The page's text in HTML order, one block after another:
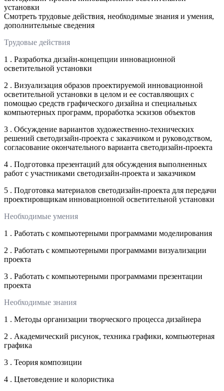
установки
Смотреть трудовые действия, необходимые знания и умения,
дополнительные сведения
Трудовые действия
1 . Разработка дизайн-концепции инновационной
осветительной установки
2 . Визуализация образов проектируемой инновационной
осветительной установки в целом и ее составляющих с
помощью средств графического дизайна и специальных
компьютерных программ, проработка эскизов объектов
3 . Обсуждение вариантов художественно-технических
решений светодизайн-проекта с заказчиком и руководством,
согласование окончательного варианта светодизайн-проекта
4 . Подготовка презентаций для обсуждения выполненных
работ с участниками светодизайн-проекта и заказчиком
5 . Подготовка материалов светодизайн-проекта для передачи
проектировщикам инновационной осветительной установки
Необходимые умения
1 . Работать с компьютерными программами моделирования
2 . Работать с компьютерными программами визуализации
проекта
3 . Работать с компьютерными программами презентации
проекта
Необходимые знания
1 . Методы организации творческого процесса дизайнера
2 . Академический рисунок, техника графики, компьютерная
графика
3 . Теория композиции
4 . Цветоведение и колористика